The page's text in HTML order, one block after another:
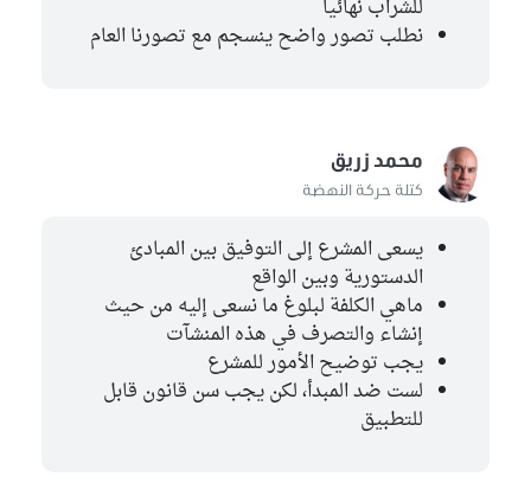
للشراب نهائيا
نطلب تصور واضح ينسجم مع تصورنا العام
محمد زريق
كتلة حركة النهضة
يسعى المشرع إلى التوفيق بين المبادئ
الدستورية وبين الواقع
ماهي الكلفة لبلوغ ما نسعى إليه من حيث
إنشاء والتصرف في هذه المنشآت
يجب توضيح الأمور للمشرع
لست ضد المبدأ، لكن يجب سن قانون قابل
للتطبيق